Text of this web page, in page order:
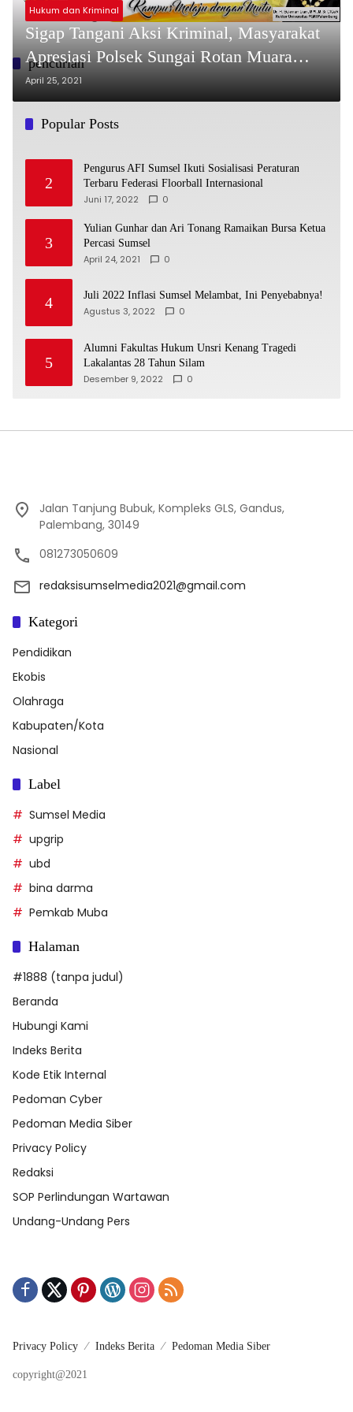
pencurian
Hukum dan Kriminal
Sigap Tangani Aksi Kriminal, Masyarakat
Apresiasi Polsek Sungai Rotan Muara
Enim
April 25, 2021
Popular Posts
2
Pengurus AFI Sumsel Ikuti Sosialisasi Peraturan
Terbaru Federasi Floorball Internasional
Juni 17, 2022 0
3
Yulian Gunhar dan Ari Tonang Ramaikan Bursa Ketua
Percasi Sumsel
April 24, 2021 0
4 Juli 2022 Inflasi Sumsel Melambat, Ini Penyebabnya!
Agustus 3, 2022 0
5
Alumni Fakultas Hukum Unsri Kenang Tragedi
Lakalantas 28 Tahun Silam
Desember 9, 2022 0
Jalan Tanjung Bubuk, Kompleks GLS, Gandus,
Palembang, 30149
081273050609
redaksisumselmedia2021@gmail.com
Kategori
Pendidikan
Ekobis
Olahraga
Kabupaten/Kota
Nasional
Label
Sumsel Media
upgrip
ubd
bina darma
Pemkab Muba
Halaman
#1888 (tanpa judul)
Beranda
Hubungi Kami
Indeks Berita
Kode Etik Internal
Pedoman Cyber
Pedoman Media Siber
Privacy Policy
Redaksi
SOP Perlindungan Wartawan
Undang-Undang Pers
Privacy Policy Indeks Berita Pedoman Media Siber
copyright@2021